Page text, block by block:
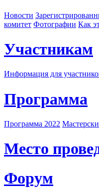
Новости
комитет Фотографии Как
Участникам
Информация для
Программа
Программа 2022
Место
Форум